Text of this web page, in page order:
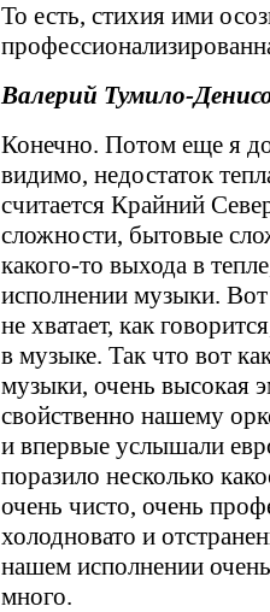
То есть, стихия ими
Валерий Тумило-
Конечно. Потом еще я
видимо, недостаток
считается Крайний
сложности, бытовые
какого-то выхода в
исполнении музыки. Вот
не хватает, как
в музыке. Так что вот
музыки, очень высокая
свойственно нашему
и впервые услышали
поразило несколько
очень чисто, очень
холодновато и
нашем исполнении
много.